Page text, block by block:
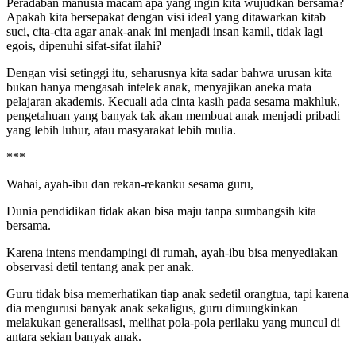
Apakah kita bersepakat dengan visi ideal yang ditawarkan kitab
suci, cita-cita agar anak-anak ini menjadi insan kamil, tidak lagi
egois, dipenuhi sifat-sifat ilahi?
Dengan visi setinggi itu, seharusnya kita sadar bahwa urusan kita
bukan hanya mengasah intelek anak, menyajikan aneka mata
pelajaran akademis. Kecuali ada cinta kasih pada sesama makhluk,
pengetahuan yang banyak tak akan membuat anak menjadi pribadi
yang lebih luhur, atau masyarakat lebih mulia.
***
Wahai, ayah-ibu dan rekan-rekanku sesama guru,
Dunia pendidikan tidak akan bisa maju tanpa sumbangsih kita
bersama.
Karena intens mendampingi di rumah, ayah-ibu bisa menyediakan
observasi detil tentang anak per anak.
Guru tidak bisa memerhatikan tiap anak sedetil orangtua, tapi karena
dia mengurusi banyak anak sekaligus, guru dimungkinkan
melakukan generalisasi, melihat pola-pola perilaku yang muncul di
antara sekian banyak anak.